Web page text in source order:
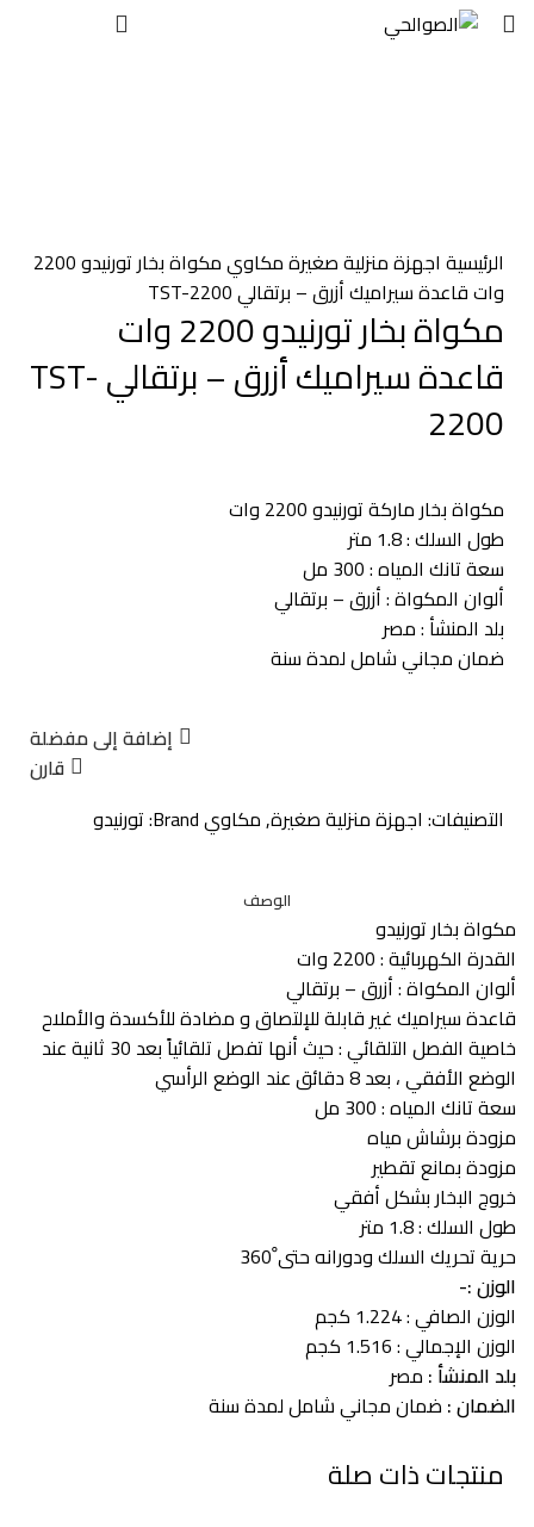
الرئيسية اجهزة منزلية صغيرةمكاوي
مكواة بخار تورنيدو 2200
وات قاعدة سيراميك أزرق – برتقالي TST-2200
مكواة بخار تورنيدو 2200 وات
قاعدة سيراميك أزرق – برتقالي TST-
2200
مكواة بخار ماركة تورنيدو 2200 وات
طول السلك : 1.8 متر
سعة تانك المياه : 300 مل
ألوان المكواة : أزرق – برتقالي
بلد المنشأ : مصر
ضمان مجاني شامل لمدة سنة
إضافة إلى مفضلة
قارن
التصنيفات: اجهزة منزلية صغيرة,مكاويBrand: تورنيدو
الوصف
مكواة بخار تورنيدو
القدرة الكهربائية : 2200 وات
ألوان المكواة : أزرق – برتقالي
قاعدة سيراميك غير قابلة للإلتصاق و مضادة للأكسدة والأملاح
خاصية الفصل التلقائي : حيث أنها تفصل تلقائياً بعد 30 ثانية عند
الوضع الأفقي ، بعد 8 دقائق عند الوضع الرأسي
سعة تانك المياه : 300 مل
مزودة برشاش مياه
مزودة بمانع تقطير
خروج البخار بشكل أفقي
طول السلك : 1.8 متر
حرية تحريك السلك ودورانه حتى ْ360
الوزن :-
الوزن الصافي : 1.224 كجم
الوزن الإجمالي : 1.516 كجم
بلد المنشأ : مصر
الضمان : ضمان مجاني شامل لمدة سنة
منتجات ذات صلة